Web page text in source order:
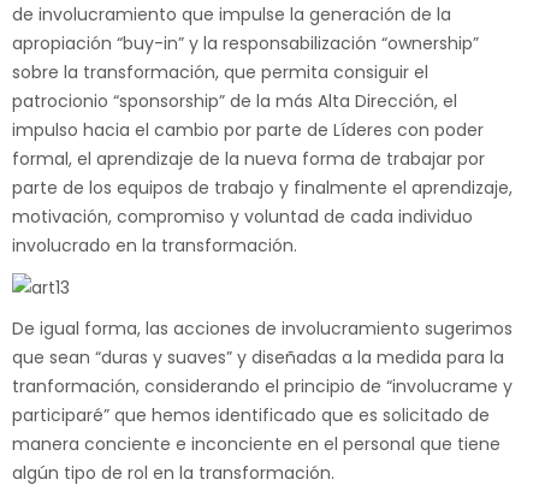
de involucramiento que impulse la generación de la
apropiación “buy-in” y la responsabilización “ownership”
sobre la transformación, que permita consiguir el
patrocionio “sponsorship” de la más Alta Dirección, el
impulso hacia el cambio por parte de Líderes con poder
formal, el aprendizaje de la nueva forma de trabajar por
parte de los equipos de trabajo y finalmente el aprendizaje,
motivación, compromiso y voluntad de cada individuo
involucrado en la transformación.
De igual forma, las acciones de involucramiento sugerimos
que sean “duras y suaves” y diseñadas a la medida para la
tranformación, considerando el principio de “involucrame y
participaré” que hemos identificado que es solicitado de
manera conciente e inconciente en el personal que tiene
algún tipo de rol en la transformación.